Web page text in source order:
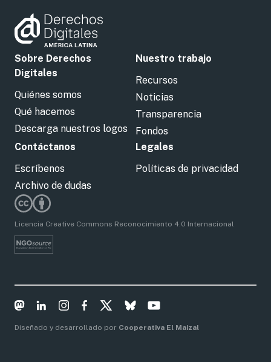
Sobre Derechos
Digitales
Quiénes somos
Qué hacemos
Descarga nuestros logos
Nuestro trabajo
Recursos
Noticias
Transparencia
Fondos
Contáctanos
Escríbenos
Archivo de dudas
Legales
Políticas de privacidad
Licencia Creative Commons Reconocimiento 4.0 Internacional
Diseñado y desarrollado por Cooperativa El Maizal